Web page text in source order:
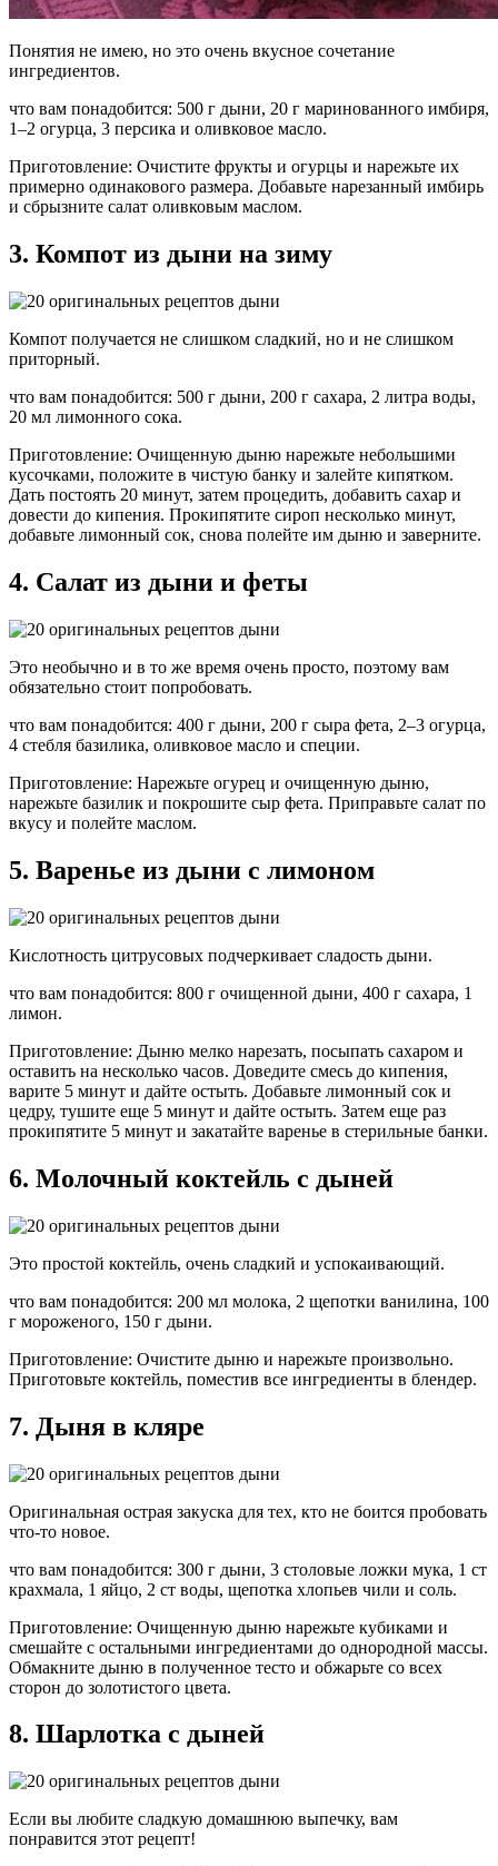
Понятия не имею, но это очень вкусное сочетание
ингредиентов.
что вам понадобится: 500 г дыни, 20 г маринованного имбиря,
1–2 огурца, 3 персика и оливковое масло.
Приготовление: Очистите фрукты и огурцы и нарежьте их
примерно одинакового размера. Добавьте нарезанный имбирь
и сбрызните салат оливковым маслом.
3. Компот из дыни на зиму
Компот получается не слишком сладкий, но и не слишком
приторный.
что вам понадобится: 500 г дыни, 200 г сахара, 2 литра воды,
20 мл лимонного сока.
Приготовление: Очищенную дыню нарежьте небольшими
кусочками, положите в чистую банку и залейте кипятком.
Дать постоять 20 минут, затем процедить, добавить сахар и
довести до кипения. Прокипятите сироп несколько минут,
добавьте лимонный сок, снова полейте им дыню и заверните.
4. Салат из дыни и феты
Это необычно и в то же время очень просто, поэтому вам
обязательно стоит попробовать.
что вам понадобится: 400 г дыни, 200 г сыра фета, 2–3 огурца,
4 стебля базилика, оливковое масло и специи.
Приготовление: Нарежьте огурец и очищенную дыню,
нарежьте базилик и покрошите сыр фета. Приправьте салат по
вкусу и полейте маслом.
5. Варенье из дыни с лимоном
Кислотность цитрусовых подчеркивает сладость дыни.
что вам понадобится: 800 г очищенной дыни, 400 г сахара, 1
лимон.
Приготовление: Дыню мелко нарезать, посыпать сахаром и
оставить на несколько часов. Доведите смесь до кипения,
варите 5 минут и дайте остыть. Добавьте лимонный сок и
цедру, тушите еще 5 минут и дайте остыть. Затем еще раз
прокипятите 5 минут и закатайте варенье в стерильные банки.
6. Молочный коктейль с дыней
Это простой коктейль, очень сладкий и успокаивающий.
что вам понадобится: 200 мл молока, 2 щепотки ванилина, 100
г мороженого, 150 г дыни.
Приготовление: Очистите дыню и нарежьте произвольно.
Приготовьте коктейль, поместив все ингредиенты в блендер.
7. Дыня в кляре
Оригинальная острая закуска для тех, кто не боится пробовать
что-то новое.
что вам понадобится: 300 г дыни, 3 столовые ложки мука, 1 ст
крахмала, 1 яйцо, 2 ст воды, щепотка хлопьев чили и соль.
Приготовление: Очищенную дыню нарежьте кубиками и
смешайте с остальными ингредиентами до однородной массы.
Обмакните дыню в полученное тесто и обжарьте со всех
сторон до золотистого цвета.
8. Шарлотка с дыней
Если вы любите сладкую домашнюю выпечку, вам
понравится этот рецепт!